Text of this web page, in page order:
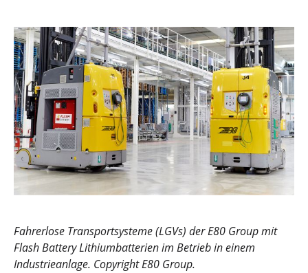
Fahrerlose Transportsysteme (LGVs) der E80 Group mit
Flash Battery Lithiumbatterien im Betrieb in einem
Industrieanlage. Copyright E80 Group.